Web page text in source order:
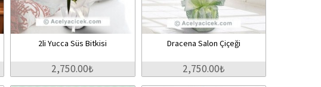
2li Yucca Süs Bitkisi
2,750.00₺
Dracena Salon Çiçeği
2,750.00₺